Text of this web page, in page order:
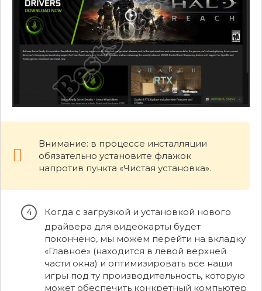
Внимание: в процессе инсталляции
обязательно установите флажок
напротив пункта «Чистая установка».
Когда с загрузкой и установкой нового
драйвера для видеокарты будет
покончено, мы можем перейти на вкладку
«Главное» (находится в левой верхней
части окна) и оптимизировать все наши
игры под ту производительность, которую
может обеспечить конкретный компьютер